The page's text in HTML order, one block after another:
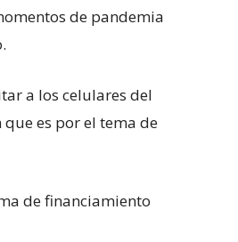
de pandemia
a los celulares del
es por el tema de
de financiamiento